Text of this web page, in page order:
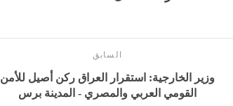
السابق
وزير الخارجية: استقرار العراق ركن أصيل للأمن
القومي العربي والمصري - المدينة برس